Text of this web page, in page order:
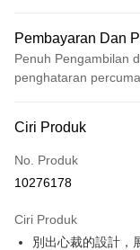
Pembayaran Dan
Penuh Pengambilan
penghataran percuma
Kad Kredit (Bayaran
Pengambilan di Kedai
Apple Pay
Ciri Produk
No. Produk
10276178
Ciri Produk
別出心裁的設計，